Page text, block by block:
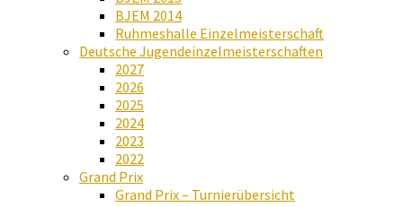
BJEM 2014
Ruhmeshalle Einzelmeisterschaft
Deutsche Jugendeinzelmeisterschaften
2027
2026
2025
2024
2023
2022
Grand Prix
Grand Prix – Turnierübersicht